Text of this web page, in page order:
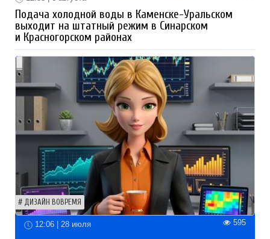
Подача холодной воды в Каменске-Уральском
выходит на штатный режим в Синарском
и Красногорском районах
ДИЗАЙН ВОВРЕМЯ
12:06 | 28 июля 595